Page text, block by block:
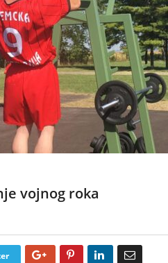
vojnog roka
Google+ Pinterest LinkedIn